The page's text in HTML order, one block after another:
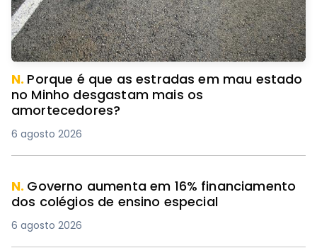
N. Porque é que as estradas em mau estado
no Minho desgastam mais os
amortecedores?
6 agosto 2026
N. Governo aumenta em 16% financiamento
dos colégios de ensino especial
6 agosto 2026